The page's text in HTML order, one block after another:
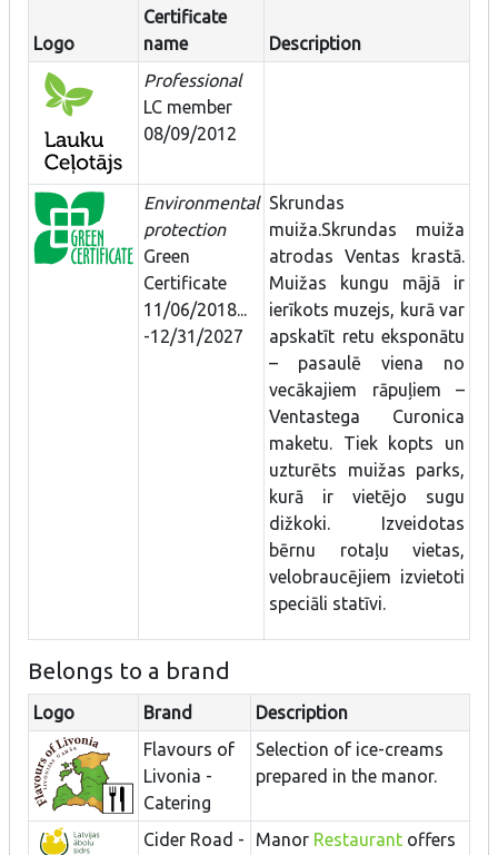
Logo
Certificate
name
Description
Professional
LC member
08/09/2012
Environmental
protection
Green
Certificate
11/06/2018...
-12/31/2027
Skrundas
muiža.Skrundas muiža
atrodas Ventas krastā.
Muižas kungu mājā ir
ierīkots muzejs, kurā var
apskatīt retu eksponātu
– pasaulē viena no
vecākajiem rāpuļiem –
Ventastega Curonica
maketu. Tiek kopts un
uzturēts muižas parks,
kurā ir vietējo sugu
dižkoki. Izveidotas
bērnu rotaļu vietas,
velobraucējiem izvietoti
speciāli statīvi.
Belongs to a brand
Logo Brand
Description
Flavours of
Livonia -
Catering
Selection of ice-creams
prepared in the manor.
Cider Road -
Manor Restaurant offers